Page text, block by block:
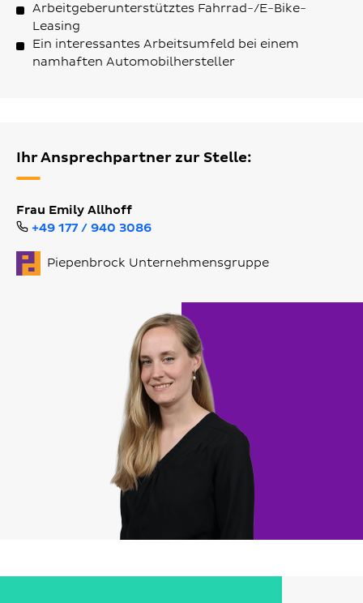
Arbeitgeberunterstütztes Fahrrad-/E-Bike-
Leasing
Ein interessantes Arbeitsumfeld bei einem
namhaften Automobilhersteller
Ihr Ansprechpartner zur Stelle:
Frau Emily Allhoff
+49 177 / 940 3086
Piepenbrock Unternehmensgruppe